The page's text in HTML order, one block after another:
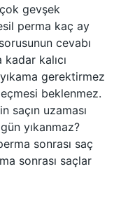
gevşek
perma kaç ay
cevabı
kalıcı
gerektirmez
beklenmez.
saçın uzaması
yıkanmaz?
sonrası saç
sonrası saçlar